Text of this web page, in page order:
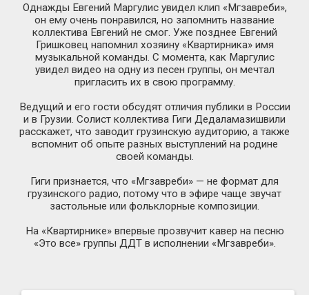
Однажды Евгений Маргулис увидел клип «Мгзавреби»,
он ему очень понравился, но запомнить название
коллектива Евгений не смог. Уже позднее Евгений
Гришковец напомнил хозяину «Квартирника» имя
музыкальной команды. С момента, как Маргулис
увидел видео на одну из песен группы, он мечтал
пригласить их в свою программу.
Ведущий и его гости обсудят отличия публики в России
и в Грузии. Солист коллектива Гиги Дедаламазишвили
расскажет, что заводит грузинскую аудиторию, а также
вспомнит об опыте разных выступлений на родине
своей команды.
Гиги признается, что «Мгзавреби» — не формат для
грузинского радио, потому что в эфире чаще звучат
застольные или фольклорные композиции.
На «Квартирнике» впервые прозвучит кавер на песню
«Это все» группы ДДТ в исполнении «Мгзавреби».